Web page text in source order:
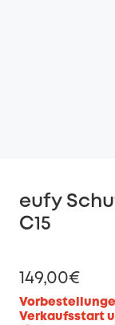
eufy
C15
149,00€
Verkaufsstart